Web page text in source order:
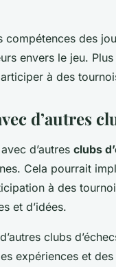
compétences des
envers le jeu.
à des
d’autres
d’autres clubs
Cela pourrait
à des
et d’idées.
clubs
expériences et